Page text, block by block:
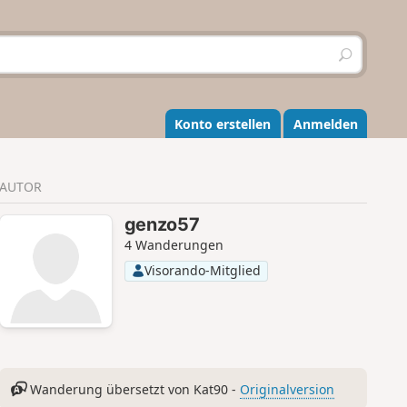
S
u
h
e
n
Konto erstellen Anmelden
AUTOR
genzo57
4 Wanderungen
Visorando-Mitglied
Wanderung übersetzt von Kat90 - Originalversion